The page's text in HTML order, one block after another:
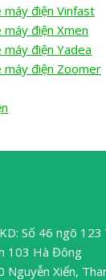
máy điện Vinfast
điện Xmen
điện Yadea
máy điện Zoomer
Số 46 ngõ 123
103 Hà Đông
Nguyễn Xiển,